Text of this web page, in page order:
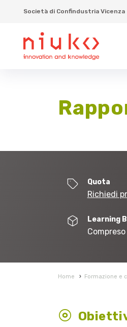
Società di Confindustria Vicenza
Quota
Richiedi
Learning
Compreso
Home › Formazione e